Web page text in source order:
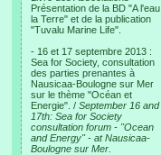
Présentation de la BD "A l'eau,
la Terre" et de la publication
"Tuvalu Marine Life".
- 16 et 17 septembre 2013 :
Sea for Society, consultation
des parties prenantes à
Nausicaa-Boulogne sur Mer
sur le thème "Océan et
Energie". / September 16 and
17th: Sea for Society
consultation forum - "Ocean
and Energy" - at Nausicaa-
Boulogne sur Mer.